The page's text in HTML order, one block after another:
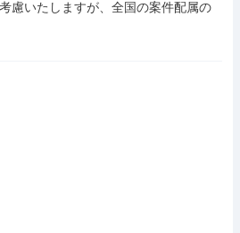
慮いたしますが、全国の案件配属の